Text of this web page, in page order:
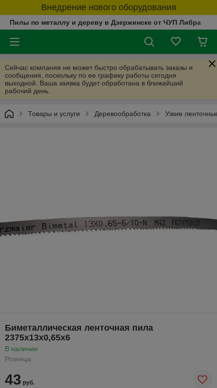
Внедрение нового оборудования
Пилы по металлу и дереву в Дзержинске от ЧУП Либра
Сейчас компания не может быстро обрабатывать заказы и
сообщения, поскольку по ее графику работы сегодня
выходной. Ваша заявка будет обработана в ближайший
рабочий день.
Товары и услуги Деревообработка Узкие
Биметаллическая ленточная пила
2375х13х0,65х6
В наличии
Розница
43 руб.